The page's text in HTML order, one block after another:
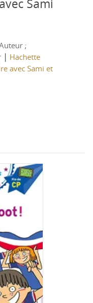
Sami
;
| Hachette
avec Sami et